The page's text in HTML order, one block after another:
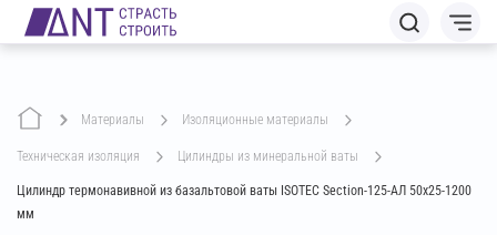
Материалы изоляционные материалы
техническая изоляция цилиндры из минеральной ваты
Цилиндр термонавивной из базальтовой ваты ISOTEC Section-125-АЛ 50х25-1200
мм